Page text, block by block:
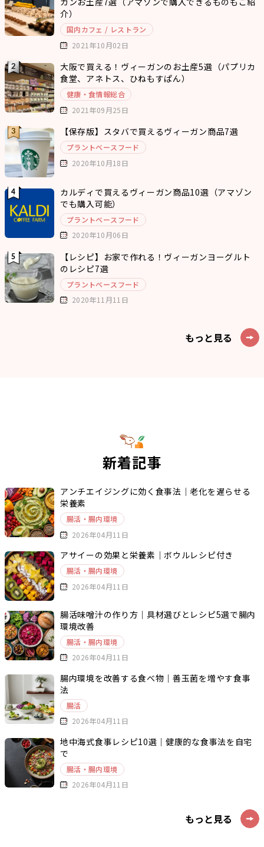
介）
国内カフェ / レストラン
2021年10月02日
大阪で買える！ヴィーガンのお土産5選（パプリカ
食堂、アネトス、ひねもすぱん）
健康・食情報総合
2021年09月25日
【保存版】スタバで買えるヴィーガン商品7選
プラントベースフード
2020年10月18日
カルディで買えるヴィーガン商品10選（アマゾン
でも購入可能）
プラントベースフード
2020年10月06日
【レシピ】お家で作れる！ヴィーガンヨーグルト
のレシピ7選
プラントベースフード
2020年11月11日
もっと見る
新着記事
アンチエイジングに効く食事法｜老化を遅らせる
栄養素
腸活・腸内環境
2026年04月11日
アサイーの効果と栄養素｜ボウルレシピ付き
腸活・腸内環境
2026年04月11日
腸活味噌汁の作り方｜具材選びとレシピ5選で腸内
環境改善
腸活・腸内環境
2026年04月11日
腸内環境を改善する食べ物｜善玉菌を増やす食事
法
腸活
2026年04月11日
地中海式食事レシピ10選｜健康的な食事法を自宅
で
腸活・腸内環境
2026年04月11日
もっと見る